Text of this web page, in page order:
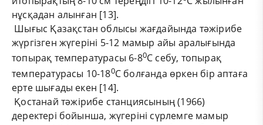
нұсқадан алынған [13].
Шығыс Қазақстан облысы жағдайында тәжірибе
жүргізген жүгеріні 5-12 мамыр айы аралығында
топырақ температурасы 6-80С себу, топырақ
температурасы 10-180С болғанда өркен бір аптаға
ерте шығады екен [14].
Қостанай тәжірибе станциясының (1966)
деректері бойынша, жүгеріні сүрлемге мамыр